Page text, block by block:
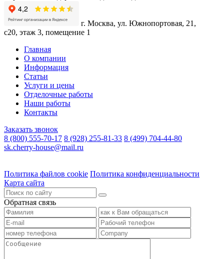
г. Москва, ул. Южнопортовая, 21,
с20, этаж 3, помещение 1
Главная
О компании
Информация
Статьи
Услуги и цены
Отделочные работы
Наши работы
Контакты
Заказать звонок
8 (800) 555-70-17 8 (928) 255-81-33 8 (499) 704-44-80
sk.cherry-house@mail.ru
Политика файлов cookie Политика конфиденциальности
Карта сайта
Обратная связь